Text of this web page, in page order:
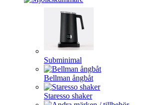
Subminimal
Bellman ångbåt
Staresso shaker